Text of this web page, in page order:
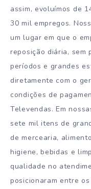
assim, evoluímos de
30 mil empregos.
um lugar em que o
reposição diária, sem
períodos e grandes
diretamente com o
condições de
Televendas. Em
sete mil itens de
de mercearia,
higiene, bebidas e
qualidade no
posicionaram entre